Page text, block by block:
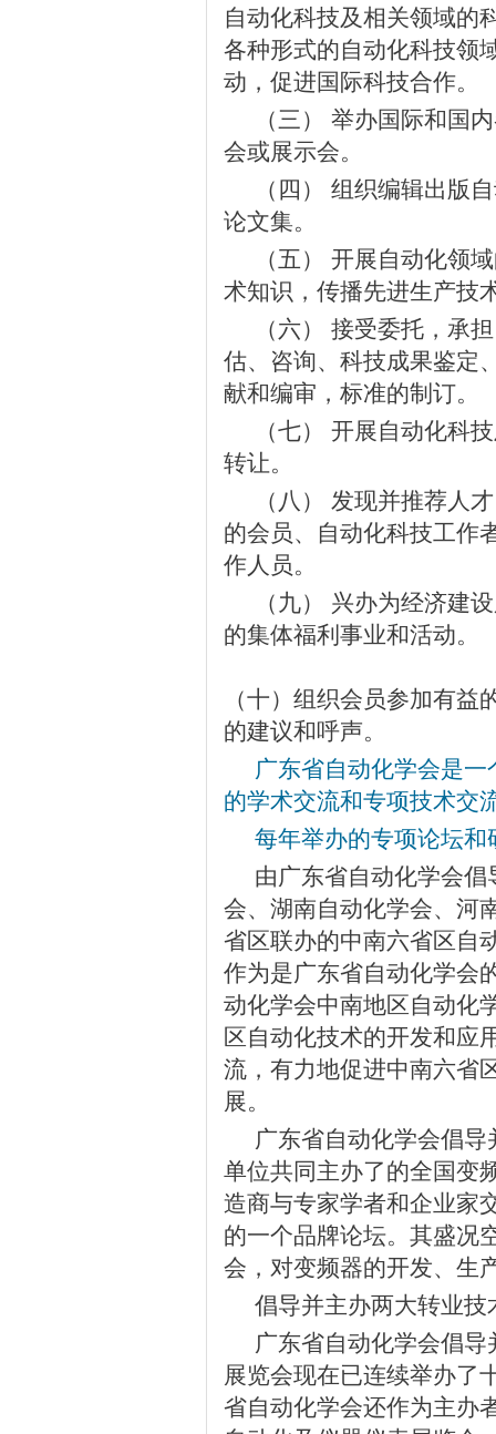
自动化科技及相关领域的
各种形式的自动化科技领
动，促进国际科技合作。
（三） 举办国际和国
会或展示会。
（四） 组织编辑出版
论文集。
（五） 开展自动化领
术知识，传播先进生产技
（六） 接受委托，承
估、咨询、科技成果鉴定
献和编审，标准的制订。
（七） 开展自动化科
转让。
（八） 发现并推荐人
的会员、自动化科技工作
作人员。
（九） 兴办为经济建
的集体福利事业和活动。
（十）组织会员参加有
的建议和呼声。
广东省自动化学会是
的学术交流和专项技术交
每年举办的专项论坛和
由广东省自动化学会
会、湖南自动化学会、河
省区联办的中南六省区自
作为是广东省自动化学会
动化学会中南地区自动化
区自动化技术的开发和应
流，有力地促进中南六省
展。
广东省自动化学会倡
单位共同主办了的全国变
造商与专家学者和企业家
的一个品牌论坛。其盛况
会，对变频器的开发、生
倡导并主办两大转业技
广东省自动化学会倡
展览会现在已连续举办了
省自动化学会还作为主办